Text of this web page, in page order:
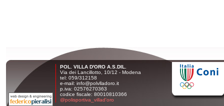
POL. VILLA D'ORO A.S.DIL.
Via dei Lancillotto, 10/12 - Modena
tel: 059/312158
e-mail: info@polvlladoro.it
p.iva: 02576270363
codice fiscale: 80010810366
@polisportiva_villad'oro